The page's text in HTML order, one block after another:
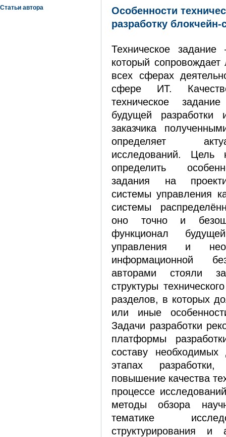
Статьи автора
Особенности
разработку
Техническое
который
всех сферах
сфере ИТ.
техническое
будущей разработки
заказчика
определяет
исследований. Цель
определить
задания на
системы управления
системы
оно точно и
функционал
управления и
информационной
авторами стояли
структуры
разделов, в которых
или иные
Задачи разработки
платформы
составу
этапах
повышение качества
процессе
методы обзора
тематике
структурирования и